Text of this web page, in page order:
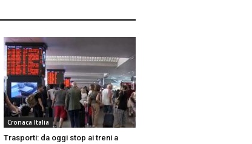
Cronaca Italia
Trasporti: da oggi stop ai treni a